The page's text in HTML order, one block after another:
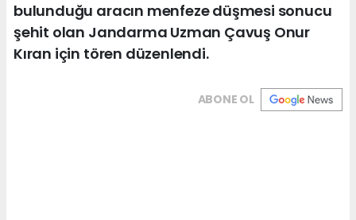
bulunduğu aracın menfeze düşmesi sonucu
şehit olan Jandarma Uzman Çavuş Onur
Kıran için tören düzenlendi.
ABONE OL